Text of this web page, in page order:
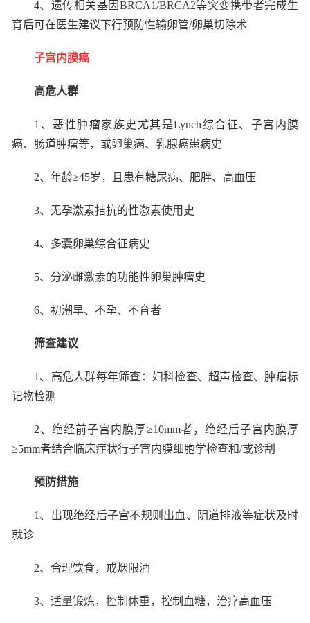
4、遗传相关基因 BRCA1/BRCA2等突变携带者完成生
育后可在医生建议下行预防性输卵管/卵巢切除术
子宫内膜癌
高危人群
1 、恶性肿瘤家族史尤其是Lynch综合征、子宫内膜
癌、肠道肿瘤等，或卵巢癌、乳腺癌患病史
2、年龄≥45岁，且患有糖尿病、肥胖、高血压
3、无孕激素拮抗的性激素使用史
4、多囊卵巢综合征病史
5、分泌雌激素的功能性卵巢肿瘤史
6、初潮早、不孕、不育者
筛查建议
1 、高危人群每年筛查：妇科检查、超声检查、肿瘤标
记物检测
2、绝经前子宫内膜厚≥10mm者，绝经后子宫内膜厚
≥5mm者结合临床症状行子宫内膜细胞学检查和/或诊刮
预防措施
1 、出现绝经后子宫不规则出血、阴道排液等症状及时
就诊
2、合理饮食，戒烟限酒
3、适量锻炼，控制体重，控制血糖，治疗高血压